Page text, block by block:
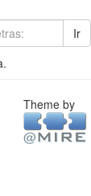
Ir
Theme by